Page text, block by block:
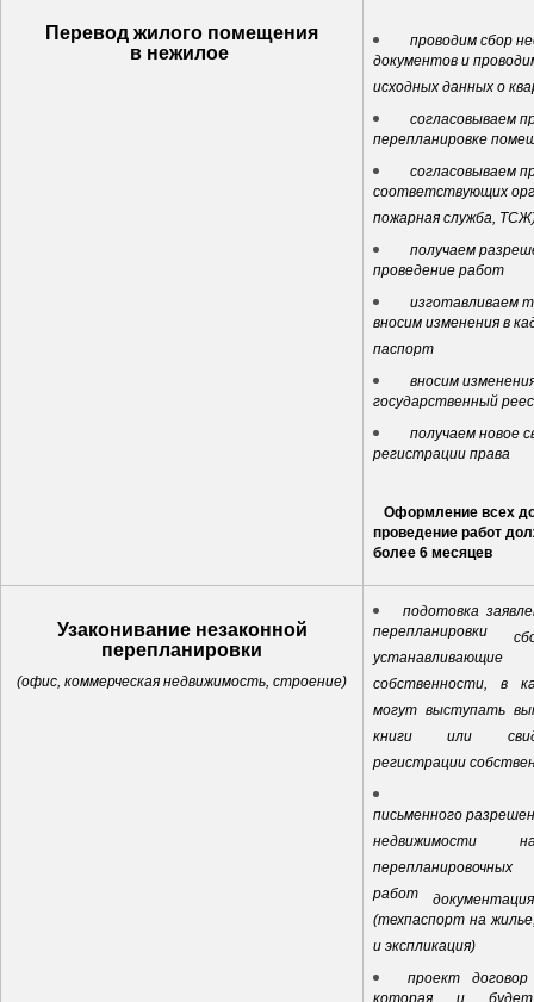
Перевод жилого помещения
в нежилое
проводим сбор
документов и
исходных данных о
согласовываем
перепланировке
согласовываем
соответствующих
пожарная служба,
получаем
проведение работ
изготавливаем
вносим изменения в
паспорт
вносим
государственный
получаем новое
регистрации права
Оформление всех
проведение работ
более 6 месяцев
Узаконивание незаконной
перепланировки
(офис, коммерческая недвижимость, строение)
подотовка
перепланировки
собственности, в
могут выступать
книги или
регистрации
письменного
недвижимости
перепланировочных
работ
(техпаспорт на
и экспликация)
проект